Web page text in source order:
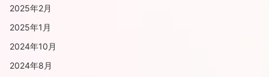
2025年2月
2025年1月
2024年10月
2024年8月